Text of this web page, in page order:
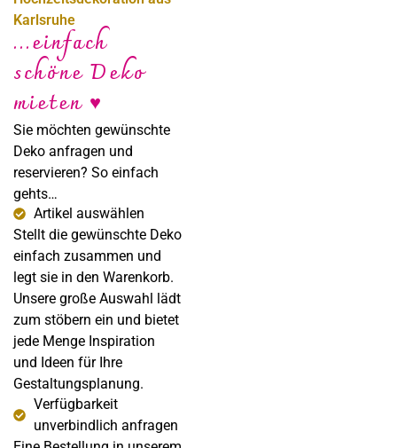
Karlsruhe
...einfach
schöne Deko
mieten ♥
Sie möchten gewünschte
Deko anfragen und
reservieren? So einfach
gehts…
Artikel auswählen
Stellt die gewünschte Deko
einfach zusammen und
legt sie in den Warenkorb.
Unsere große Auswahl lädt
zum stöbern ein und bietet
jede Menge Inspiration
und Ideen für Ihre
Gestaltungsplanung.
Verfügbarkeit
unverbindlich anfragen